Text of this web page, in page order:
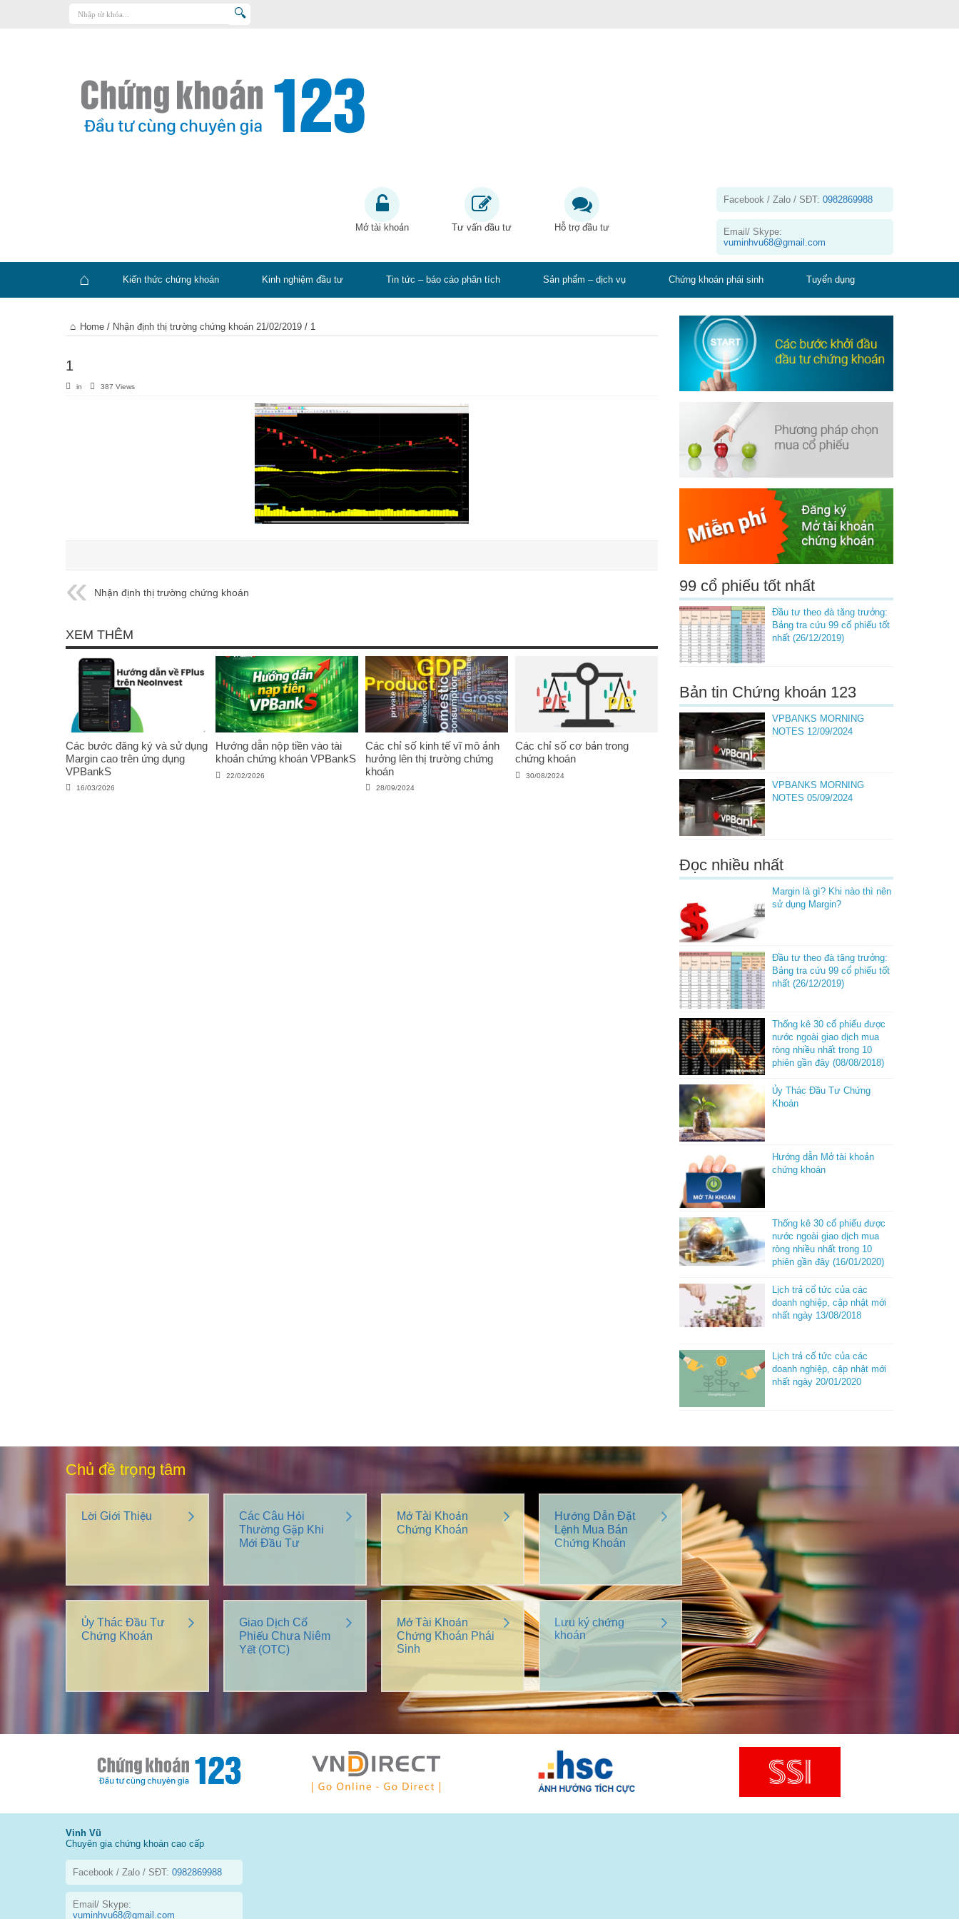
Kiến thức chứng khoán
Kinh nghiệm đầu tư
Tin tức – báo cáo phân tích
Mở tài khoản Tư vấn đầu tư Hỗ trợ đầu tư
Facebook / Zalo / SĐT: 0982869988
Email/ Skype:
vuminhvu68@gmail.com
Trang
Kiến thức chứng khoán Kinh nghiệm đầu tư Tin tức – báo cáo phân tích Sản phẩm – dịch vụ Chứng khoán phái sinh Tuyển dụng
Home / Nhận định thị trường chứng khoán 21/02/2019 / 1
1
in 387 Views
Nhận định thị trường chứng khoán
XEM THÊM
Các bước đăng ký và sử dụng
Margin cao trên ứng dụng
VPBankS
16/03/2026
Hướng dẫn nộp tiền vào tài
khoản chứng khoán VPBankS
22/02/2026
Các chỉ số kinh tế vĩ mô ảnh
hưởng lên thị trường chứng
khoán
28/09/2024
Các chỉ số cơ bản trong
chứng khoán
30/08/2024
99 cổ phiếu tốt nhất
Đầu tư theo đà tăng trưởng:
Bảng tra cứu 99 cổ phiếu tốt
nhất (26/12/2019)
Bản tin Chứng khoán 123
VPBANKS MORNING
NOTES 12/09/2024
VPBANKS MORNING
NOTES 05/09/2024
Đọc nhiều nhất
Margin là gì? Khi nào thì nên
sử dụng Margin?
Đầu tư theo đà tăng trưởng:
Bảng tra cứu 99 cổ phiếu tốt
nhất (26/12/2019)
Thống kê 30 cổ phiếu được
nước ngoài giao dịch mua
ròng nhiều nhất trong 10
phiên gần đây (08/08/2018)
Ủy Thác Đầu Tư Chứng
Khoán
Hướng dẫn Mở tài khoản
chứng khoán
Thống kê 30 cổ phiếu được
nước ngoài giao dịch mua
ròng nhiều nhất trong 10
phiên gần đây (16/01/2020)
Lịch trả cổ tức của các
doanh nghiệp, cập nhật mới
nhất ngày 13/08/2018
Lịch trả cổ tức của các
doanh nghiệp, cập nhật mới
nhất ngày 20/01/2020
Chủ đề trọng tâm
Lời Giới Thiệu
Các Câu Hỏi
Thường Gặp Khi
Mới Đầu Tư
Mở Tài Khoản
Chứng Khoán
Hướng Dẫn Đặt
Lệnh Mua Bán
Chứng Khoán
Ủy Thác Đầu Tư
Chứng Khoán
Giao Dịch Cổ
Phiếu Chưa Niêm
Yết (OTC)
Mở Tài Khoản
Chứng Khoán Phái
Sinh
Lưu ký chứng
khoán
Vinh Vũ
Chuyên gia chứng khoán cao cấp
Facebook / Zalo / SĐT: 0982869988
Email/ Skype:
vuminhvu68@gmail.com